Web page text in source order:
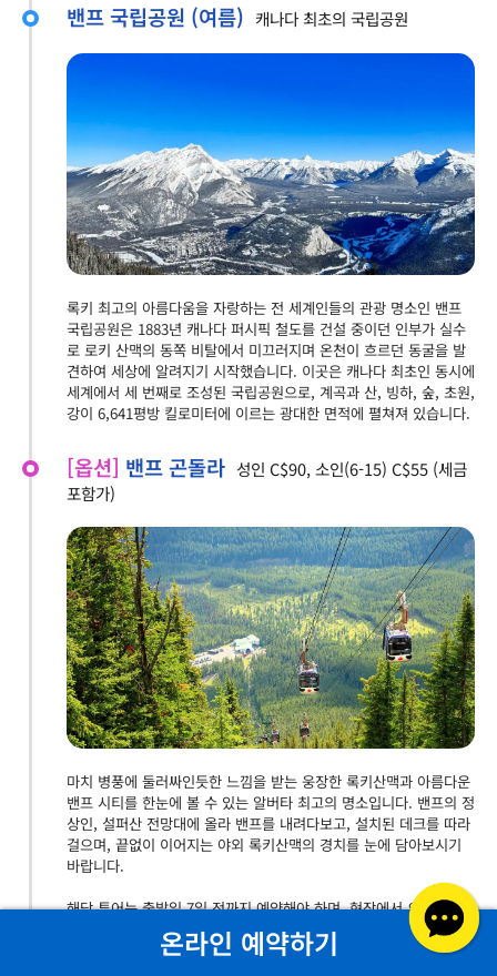
밴프 국립공원 (여름) 캐나다 최초의 국립공원
록키 최고의 아름다움을 자랑하는 전 세계인들의 관광 명소인 밴프
국립공원은 1883년 캐나다 퍼시픽 철도를 건설 중이던 인부가 실수
로 로키 산맥의 동쪽 비탈에서 미끄러지며 온천이 흐르던 동굴을 발
견하여 세상에 알려지기 시작했습니다. 이곳은 캐나다 최초인 동시에
세계에서 세 번째로 조성된 국립공원으로, 계곡과 산, 빙하, 숲, 초원,
강이 6,641평방 킬로미터에 이르는 광대한 면적에 펼쳐져 있습니다.
[옵션] 밴프 곤돌라 성인 C$90, 소인(6-15) C$55 (세금
포함가)
마치 병풍에 둘러싸인듯한 느낌을 받는 웅장한 록키산맥과 아름다운
밴프 시티를 한눈에 볼 수 있는 알버타 최고의 명소입니다. 밴프의 정
상인, 설퍼산 전망대에 올라 밴프를 내려다보고, 설치된 데크를 따라
걸으며, 끝없이 이어지는 야외 록키산맥의 경치를 눈에 담아보시기
바랍니다.
해당 투어는 출발일 7일 전까지 예약해야 하며, 현장에서 요청하는
경우에는 진행이 보장되지 않습니다.
온라인 예약하기